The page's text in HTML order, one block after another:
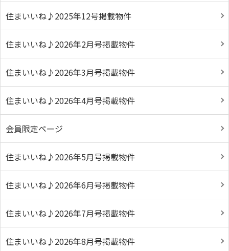
住まいいね♪2025年12号掲載物件
住まいいね♪2026年2月号掲載物件
住まいいね♪2026年3月号掲載物件
住まいいね♪2026年4月号掲載物件
会員限定ページ
住まいいね♪2026年5月号掲載物件
住まいいね♪2026年6月号掲載物件
住まいいね♪2026年7月号掲載物件
住まいいね♪2026年8月号掲載物件